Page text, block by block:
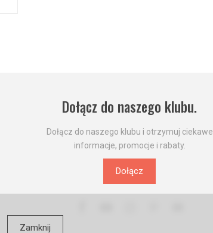
Dołącz do naszego klubu.
Dołącz do naszego klubu i otrzymuj ciekawe
informacje, promocje i rabaty.
Dołącz
Zamknij